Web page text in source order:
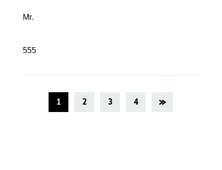
Mr.
555
1 2 3 4